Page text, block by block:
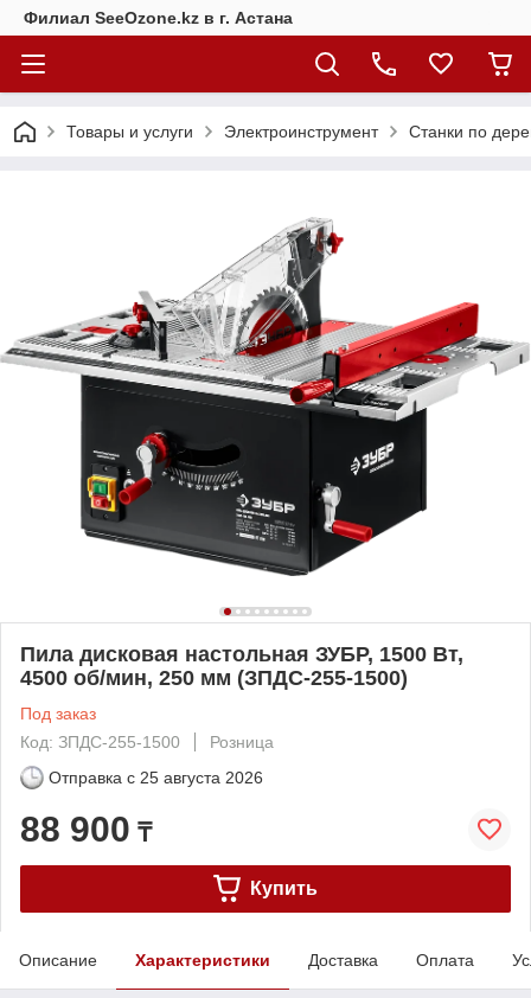
Филиал SeeOzone.kz в г. Астана
Товары и услуги Электроинструмент Станки по
Пила дисковая настольная ЗУБР, 1500 Вт,
4500 об/мин, 250 мм (ЗПДС-255-1500)
Под заказ
Код: ЗПДС-255-1500
Розница
Отправка с 25 августа 2026
88 900 ₸
Купить
Описание Характеристики Доставка Оплата